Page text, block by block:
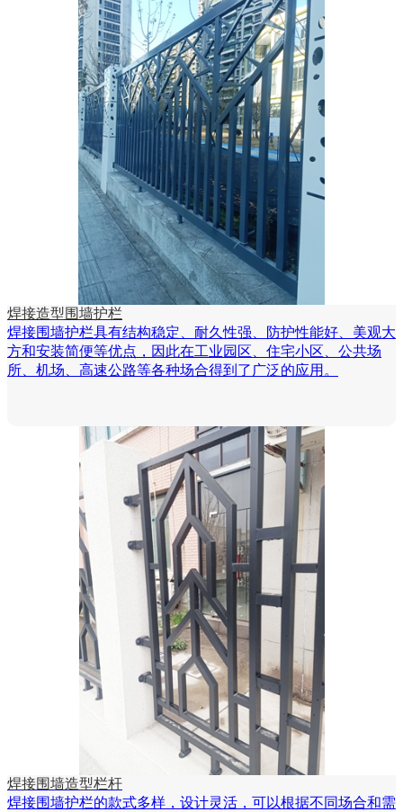
焊接造型围墙护栏
焊接围墙护栏具有结构稳定、耐久性强、防护性能好、美观大
方和安装简便等优点，因此在工业园区、住宅小区、公共场
所、机场、高速公路等各种场合得到了广泛的应用。
焊接围墙造型栏杆
焊接围墙护栏的款式多样，设计灵活，可以根据不同场合和需